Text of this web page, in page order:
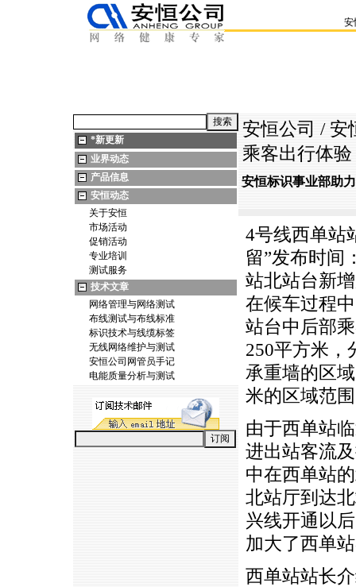
安
*新更新
业界动态
产品信息
安恒动态
关于安恒
市场活动
促销活动
专业培训
测试服务
技术文章
网络管理与网络测试
布线测试与布线标准
标识技术与线缆标签
无线网络维护与测试
安恒公司网管员手记
电能质量分析与测试
安恒公司 / 安
乘客出行体验
安恒标识事业部助
4号线西单站
留”发布时间
站北站台新
在候车过程
站台中后部
250平方米，
承重墙的区
米的区域范
由于西单站
进出站客流
中在西单站
北站厅到达
兴线开通以
加大了西单
西单站站长